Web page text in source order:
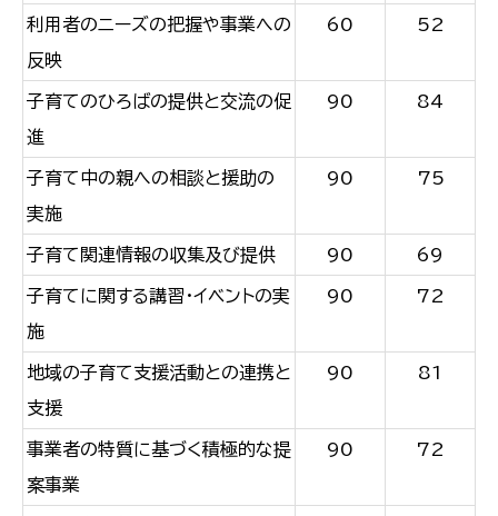
利用者のニーズの把握や事業への
反映
60 52
子育てのひろばの提供と交流の促
進
90 84
子育て中の親への相談と援助の
実施
90 75
子育て関連情報の収集及び提供 90 69
子育てに関する講習・イベントの実
施
90 72
地域の子育て支援活動との連携と
支援
90 81
事業者の特質に基づく積極的な提
案事業
90 72